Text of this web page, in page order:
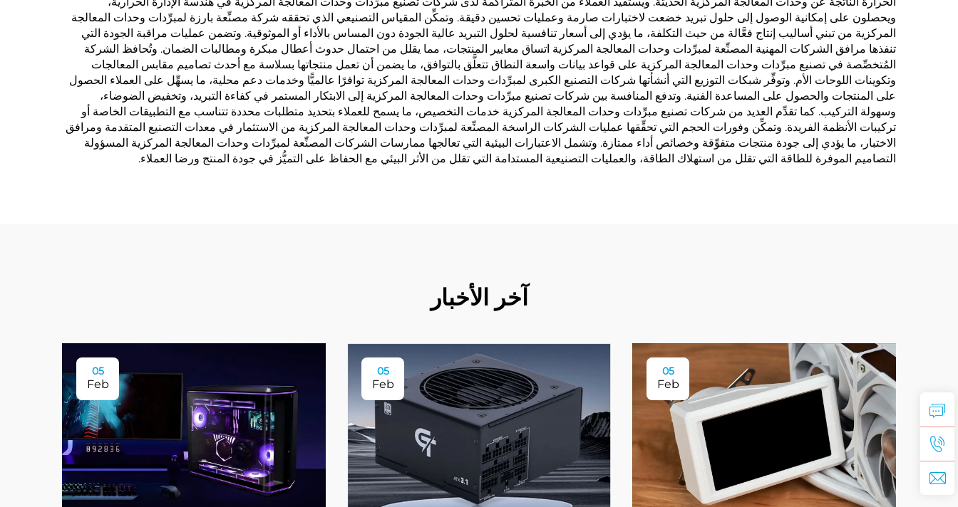
ويحصلون على إمكانية الوصول إلى حلول تبريد خضعت لاختبارات صارمة وعمليات تحسين دقيقة. وتمكِّن المقياس التصنيعي الذي تحققه شركة مصنِّعة بارزة لمبرِّدات وحدات المعالجة
المركزية من تبني أساليب إنتاج فعَّالة من حيث التكلفة، ما يؤدي إلى أسعار تنافسية لحلول التبريد عالية الجودة دون المساس بالأداء أو الموثوقية. وتضمن عمليات مراقبة الجودة التي
تنفذها مرافق الشركات المهنية المصنِّعة لمبرِّدات وحدات المعالجة المركزية اتساق معايير المنتجات، مما يقلل من احتمال حدوث أعطال مبكرة ومطالبات الضمان. وتُحافظ الشركة
المُتخصِّصة في تصنيع مبرِّدات وحدات المعالجة المركزية على قواعد بيانات واسعة النطاق تتعلَّق بالتوافق، ما يضمن أن تعمل منتجاتها بسلاسة مع أحدث تصاميم مقابس المعالجات
وتكوينات اللوحات الأم. وتوفِّر شبكات التوزيع التي أنشأتها شركات التصنيع الكبرى لمبرِّدات وحدات المعالجة المركزية توافرًا عالميًّا وخدمات دعم محلية، ما يسهِّل على العملاء الحصول
على المنتجات والحصول على المساعدة الفنية. وتدفع المنافسة بين شركات تصنيع مبرِّدات وحدات المعالجة المركزية إلى الابتكار المستمر في كفاءة التبريد، وتخفيض الضوضاء،
وسهولة التركيب. كما تقدِّم العديد من شركات تصنيع مبرِّدات وحدات المعالجة المركزية خدمات التخصيص، ما يسمح للعملاء بتحديد متطلبات محددة تتناسب مع التطبيقات الخاصة أو
تركيبات الأنظمة الفريدة. وتمكِّن وفورات الحجم التي تحقِّقها عمليات الشركات الراسخة المصنِّعة لمبرِّدات وحدات المعالجة المركزية من الاستثمار في معدات التصنيع المتقدمة ومرافق
الاختبار، ما يؤدي إلى جودة منتجات متفوِّقة وخصائص أداء ممتازة. وتشمل الاعتبارات البيئية التي تعالجها ممارسات الشركات المصنِّعة لمبرِّدات وحدات المعالجة المركزية المسؤولة
التصاميم الموفرة للطاقة التي تقلل من استهلاك الطاقة، والعمليات التصنيعية المستدامة التي تقلل من الأثر البيئي مع الحفاظ على التميُّز في جودة المنتج ورضا العملاء.
آخر الأخبار
05
Feb
05
Feb
05
Feb